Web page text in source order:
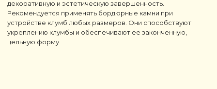
декоративную и эстетическую завершенность.
Рекомендуется применять бордюрные камни при
устройстве клумб любых размеров. Они способствуют
укреплению клумбы и обеспечивают ее законченную,
цельную форму.